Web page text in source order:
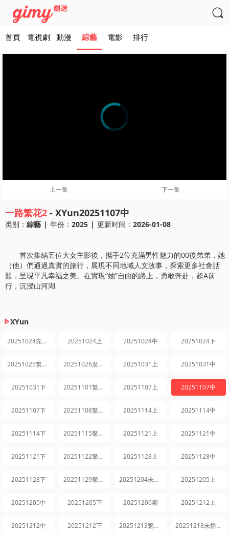

首頁 電視劇 動漫 綜藝 電影 排行
上一集 下一集
一路繁花2 - XYun20251107中
类别： 綜藝 | 年份： 2025 | 更新时间： 2026-01-08
首次集結五位大女主影後，攜手2位充滿男性魅力的00後弟弟，她
（他）們通過真實的旅行，展現不同地域人文故事，探索更多社會話
題，呈現平凡幸福之美。在實現“她”自由的路上，勇敢奔赴，超A前
行，沉浸山河湖
XYun
20251024先导片 20251024上 20251024中 20251024下
20251025繁花日记 20251026发布会全程回顾 20251031上 20251031中
20251031下 20251101繁花日记 20251107上 20251107中
20251107下 20251108繁花日记 20251114上 20251114中
20251114下 20251115繁花日记 20251121上 20251121中
20251121下 20251122繁花日记 20251128上 20251128中
20251128下 20251129繁花日记 20251204未播集锦 20251205上
20251205中 20251205下 20251206期 20251212上
20251212中 20251212下 20251213繁花日记 20251218未播集锦